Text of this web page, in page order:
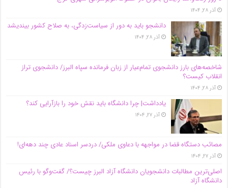
آذر ۲۸, ۱۴۰۴
دانشجو باید به دور از سیاست‌زدگی، به صلاح کشور بیندیشد
آذر ۲۸, ۱۴۰۴
شاخصه‌های بارز دانشجوی تمام‌عیار از زبان فرمانده سپاه البرز/ دانشجوی تراز
انقلاب کیست؟
آذر ۲۸, ۱۴۰۴
یادداشت| چرا دانشگاه باید نقش خود را بازآرایی کند؟
آذر ۲۷, ۱۴۰۴
مصائب دستگاه قضا در مواجهه با دعاوی ملکی/ دردسر اسناد عادی چند‌ دهه‌ای!
آذر ۲۷, ۱۴۰۴
اصلی‌ترین مطالبات دانشجویان دانشگاه آزاد البرز چیست؟/ گفت‌وگو با رئیس
دانشگاه آز‌اد